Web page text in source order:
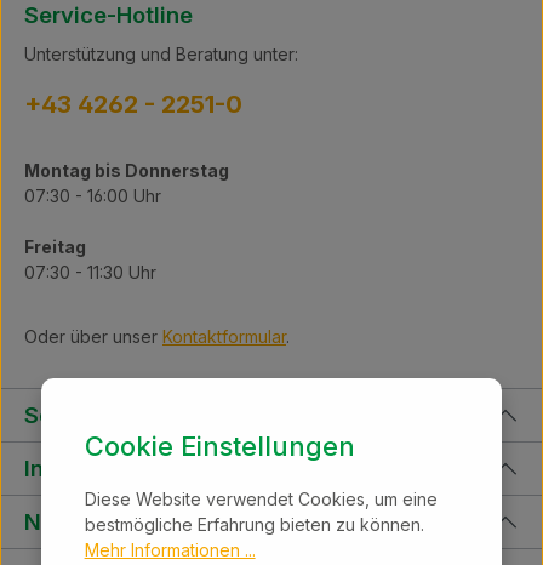
Service-Hotline
Unterstützung und Beratung unter:
+43 4262 - 2251-0
Montag bis Donnerstag
07:30 - 16:00 Uhr
Freitag
07:30 - 11:30 Uhr
Oder über unser Kontaktformular.
Service
Informationen
Newsletter
Cookie Einstellungen
Diese Website verwendet Cookies, um eine
bestmögliche Erfahrung bieten zu können.
Mehr Informationen ...